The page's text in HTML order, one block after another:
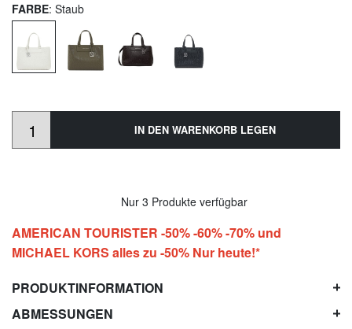
FARBE: Staub
IN DEN WARENKORB LEGEN
Nur 3 Produkte verfügbar
AMERICAN TOURISTER -50% -60% -70% und
MICHAEL KORS alles zu -50% Nur heute!*
PRODUKTINFORMATION
ABMESSUNGEN